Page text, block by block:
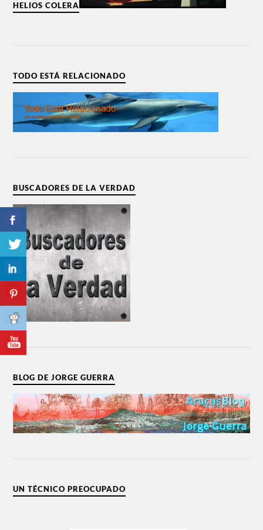
HELIOS COLERA
TODO ESTÁ RELACIONADO
BUSCADORES DE LA VERDAD
BLOG DE JORGE GUERRA
UN TÉCNICO PREOCUPADO